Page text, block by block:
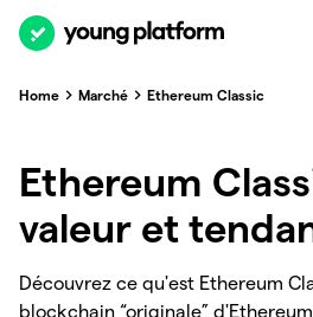
Home Marché Ethereum Classic
Ethereum
valeur et
Découvrez ce qu'est Ethereum
blockchain “originale”